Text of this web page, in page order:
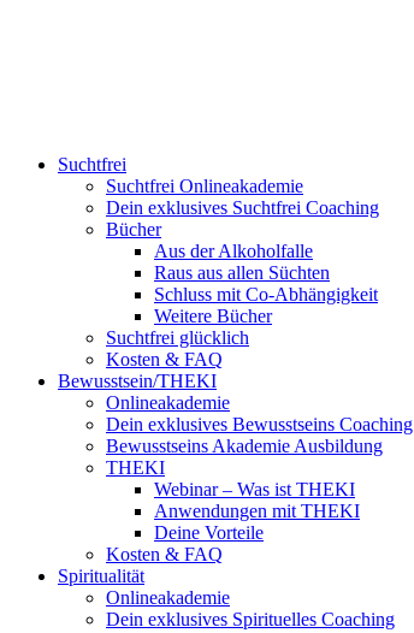
Suchtfrei
Suchtfrei Onlineakademie
Dein exklusives Suchtfrei Coaching
Bücher
Aus der Alkoholfalle
Raus aus allen Süchten
Schluss mit Co-Abhängigkeit
Weitere Bücher
Suchtfrei glücklich
Kosten & FAQ
Bewusstsein/THEKI
Onlineakademie
Dein exklusives Bewusstseins Coaching
Bewusstseins Akademie Ausbildung
THEKI
Webinar – Was ist THEKI
Anwendungen mit THEKI
Deine Vorteile
Kosten & FAQ
Spiritualität
Onlineakademie
Dein exklusives Spirituelles Coaching